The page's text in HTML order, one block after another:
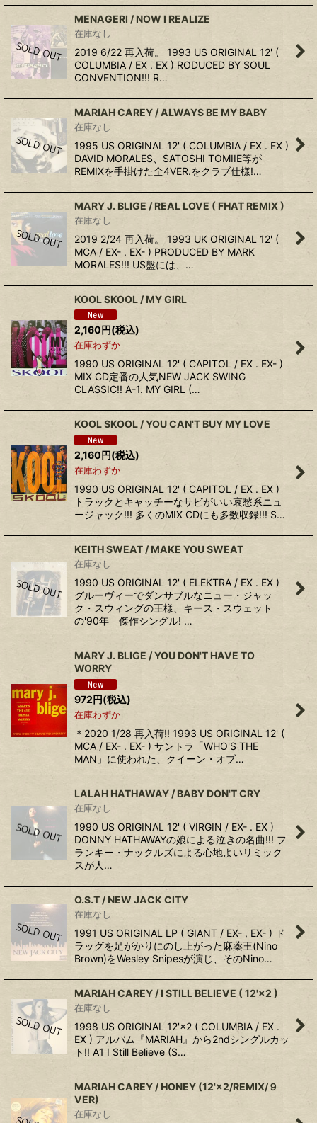
MENAGERI / NOW I REALIZE
在庫なし
2019 6/22 再入荷。 1993 US ORIGINAL 12' (
COLUMBIA / EX . EX ) RODUCED BY SOUL
CONVENTION!!! R…
MARIAH CAREY / ALWAYS BE MY BABY
在庫なし
1995 US ORIGINAL 12' ( COLUMBIA / EX . EX )
DAVID MORALES、SATOSHI TOMIIE等が
REMIXを手掛けた全4VER.をクラブ仕様!…
MARY J. BLIGE / REAL LOVE ( FHAT REMIX )
在庫なし
2019 2/24 再入荷。 1993 UK ORIGINAL 12' (
MCA / EX- . EX- ) PRODUCED BY MARK
MORALES!!! US盤には、…
KOOL SKOOL / MY GIRL
2,160円(税込)
在庫わずか
1990 US ORIGINAL 12' ( CAPITOL / EX . EX- )
MIX CD定番の人気NEW JACK SWING
CLASSIC!! A-1. MY GIRL (…
KOOL SKOOL / YOU CAN'T BUY MY LOVE
2,160円(税込)
在庫わずか
1990 US ORIGINAL 12' ( CAPITOL / EX . EX )
トラックとキャッチーなサビがいい哀愁系ニュ
ージャック!!! 多くのMIX CDにも多数収録!!! S…
KEITH SWEAT / MAKE YOU SWEAT
在庫なし
1990 US ORIGINAL 12' ( ELEKTRA / EX . EX )
グルーヴィーでダンサブルなニュー・ジャッ
ク・スウィングの王様、キース・スウェット
の'90年 傑作シングル! …
MARY J. BLIGE / YOU DON'T HAVE TO
WORRY
972円(税込)
在庫わずか
＊2020 1/28 再入荷!! 1993 US ORIGINAL 12' (
MCA / EX- . EX- ) サントラ「WHO'S THE
MAN」に使われた、クイーン・オブ…
LALAH HATHAWAY / BABY DON'T CRY
在庫なし
1990 US ORIGINAL 12' ( VIRGIN / EX- . EX )
DONNY HATHAWAYの娘による泣きの名曲!!! フ
ランキー・ナックルズによる心地よいリミック
スが人…
O.S.T / NEW JACK CITY
在庫なし
1991 US ORIGINAL LP ( GIANT / EX- , EX- ) ド
ラッグを足がかりにのし上がった麻薬王(Nino
Brown)をWesley Snipesが演じ、そのNino…
MARIAH CAREY / I STILL BELIEVE ( 12'×2 )
在庫なし
1998 US ORIGINAL 12'×2 ( COLUMBIA / EX .
EX ) アルバム『MARIAH』から2ndシングルカッ
ト!! A1 I Still Believe (S…
MARIAH CAREY / HONEY (12'×2/REMIX/９
VER)
在庫なし